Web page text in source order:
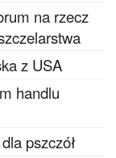
na rzecz
z USA
handlu
pszczół